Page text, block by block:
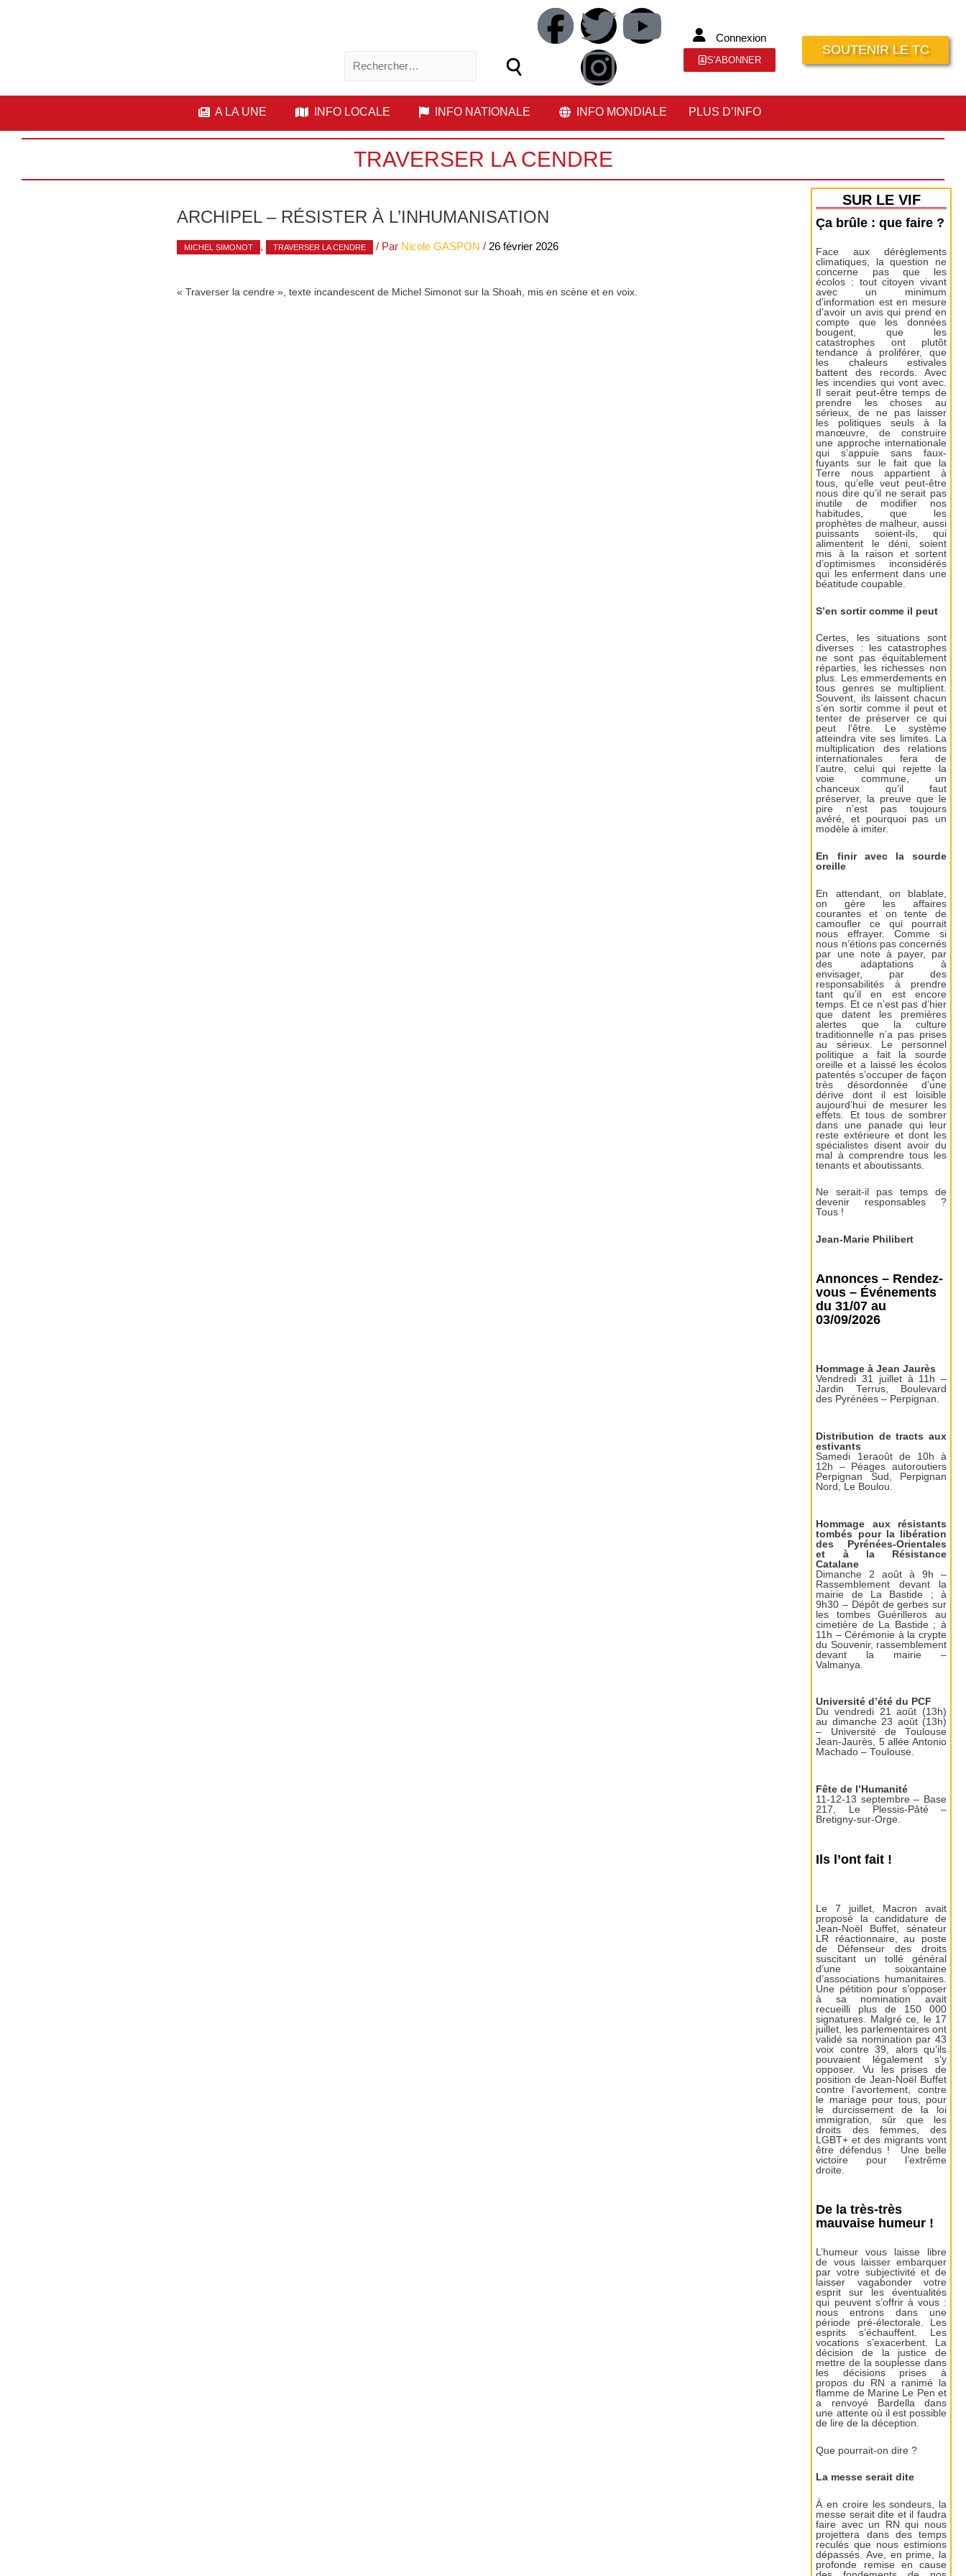
Connexion
S'ABONNER
SOUTENIR LE TC
A LA UNE INFO LOCALE INFO NATIONALE INFO MONDIALE PLUS D’INFO
TRAVERSER LA CENDRE
ARCHIPEL – RÉSISTER À L’INHUMANISATION
MICHEL SIMONOT , TRAVERSER LA CENDRE / Par Nicole GASPON / 26 février 2026
« Traverser la cendre », texte incandescent de Michel Simonot sur la Shoah, mis en scène et en voix.
SUR LE VIF
Ça brûle : que faire ?
Face aux dérèglements
climatiques, la question ne
concerne pas que les
écolos : tout citoyen vivant
avec un minimum
d’information est en mesure
d’avoir un avis qui prend en
compte que les données
bougent, que les
catastrophes ont plutôt
tendance à proliférer, que
les chaleurs estivales
battent des records. Avec
les incendies qui vont avec.
Il serait peut-être temps de
prendre les choses au
sérieux, de ne pas laisser
les politiques seuls à la
manœuvre, de construire
une approche internationale
qui s’appuie sans faux-
fuyants sur le fait que la
Terre nous appartient à
tous, qu’elle veut peut-être
nous dire qu’il ne serait pas
inutile de modifier nos
habitudes, que les
prophètes de malheur, aussi
puissants soient-ils, qui
alimentent le déni, soient
mis à la raison et sortent
d’optimismes inconsidérés
qui les enferment dans une
béatitude coupable.
S’en sortir comme il peut
Certes, les situations sont
diverses : les catastrophes
ne sont pas équitablement
réparties, les richesses non
plus. Les emmerdements en
tous genres se multiplient.
Souvent, ils laissent chacun
s’en sortir comme il peut et
tenter de préserver ce qui
peut l’être. Le système
atteindra vite ses limites. La
multiplication des relations
internationales fera de
l’autre, celui qui rejette la
voie commune, un
chanceux qu’il faut
préserver, la preuve que le
pire n’est pas toujours
avéré, et pourquoi pas un
modèle à imiter.
En finir avec la sourde
oreille
En attendant, on blablate,
on gère les affaires
courantes et on tente de
camoufler ce qui pourrait
nous effrayer. Comme si
nous n’étions pas concernés
par une note à payer, par
des adaptations à
envisager, par des
responsabilités à prendre
tant qu’il en est encore
temps. Et ce n’est pas d’hier
que datent les premières
alertes que la culture
traditionnelle n’a pas prises
au sérieux. Le personnel
politique a fait la sourde
oreille et a laissé les écolos
patentés s’occuper de façon
très désordonnée d’une
dérive dont il est loisible
aujourd’hui de mesurer les
effets. Et tous de sombrer
dans une panade qui leur
reste extérieure et dont les
spécialistes disent avoir du
mal à comprendre tous les
tenants et aboutissants.
Ne serait-il pas temps de
devenir responsables ?
Tous !
Jean-Marie Philibert
Annonces – Rendez-
vous – Événements
du 31/07 au
03/09/2026
Hommage à Jean Jaurès
Vendredi 31 juillet à 11h –
Jardin Terrus, Boulevard
des Pyrénées – Perpignan.
Distribution de tracts aux
estivants
Samedi 1eraoût de 10h à
12h – Péages autoroutiers
Perpignan Sud, Perpignan
Nord, Le Boulou.
Hommage aux résistants
tombés pour la libération
des Pyrénées-Orientales
et à la Résistance
Catalane
Dimanche 2 août à 9h –
Rassemblement devant la
mairie de La Bastide ; à
9h30 – Dépôt de gerbes sur
les tombes Guérilleros au
cimetière de La Bastide ; à
11h – Cérémonie à la crypte
du Souvenir, rassemblement
devant la mairie –
Valmanya.
Université d’été du PCF
Du vendredi 21 août (13h)
au dimanche 23 août (13h)
– Université de Toulouse
Jean-Jaurès, 5 allée Antonio
Machado – Toulouse.
Fête de l’Humanité
11-12-13 septembre – Base
217, Le Plessis-Pâté –
Bretigny-sur-Orge.
Ils l’ont fait !
Le 7 juillet, Macron avait
proposé la candidature de
Jean-Noël Buffet, sénateur
LR réactionnaire, au poste
de Défenseur des droits
suscitant un tollé général
d’une soixantaine
d’associations humanitaires.
Une pétition pour s’opposer
à sa nomination avait
recueilli plus de 150 000
signatures. Malgré ce, le 17
juillet, les parlementaires ont
validé sa nomination par 43
voix contre 39, alors qu’ils
pouvaient légalement s’y
opposer. Vu les prises de
position de Jean-Noël Buffet
contre l’avortement, contre
le mariage pour tous, pour
le durcissement de la loi
immigration, sûr que les
droits des femmes, des
LGBT+ et des migrants vont
être défendus ! Une belle
victoire pour l’extrême
droite.
De la très-très
mauvaise humeur !
L’humeur vous laisse libre
de vous laisser embarquer
par votre subjectivité et de
laisser vagabonder votre
esprit sur les éventualités
qui peuvent s’offrir à vous :
nous entrons dans une
période pré-électorale. Les
esprits s’échauffent. Les
vocations s’exacerbent. La
décision de la justice de
mettre de la souplesse dans
les décisions prises à
propos du RN a ranimé la
flamme de Marine Le Pen et
a renvoyé Bardella dans
une attente où il est possible
de lire de la déception.
Que pourrait-on dire ?
La messe serait dite
À en croire les sondeurs, la
messe serait dite et il faudra
faire avec un RN qui nous
projettera dans des temps
reculés que nous estimions
dépassés. Ave, en prime, la
profonde remise en cause